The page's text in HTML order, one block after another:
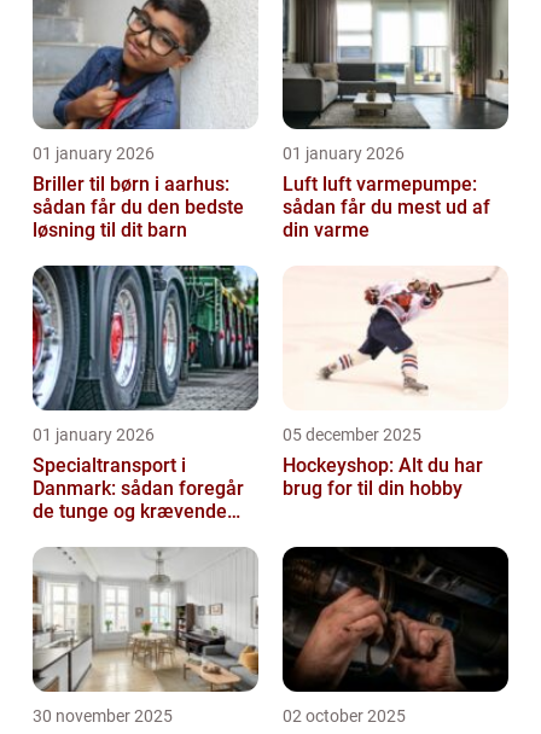
01 january 2026
Briller til børn i aarhus:
sådan får du den bedste
løsning til dit barn
01 january 2026
Luft luft varmepumpe:
sådan får du mest ud af
din varme
01 january 2026
Specialtransport i
Danmark: sådan foregår
de tunge og krævende
05 december 2025
Hockeyshop: Alt du har
brug for til din hobby
30 november 2025 02 october 2025